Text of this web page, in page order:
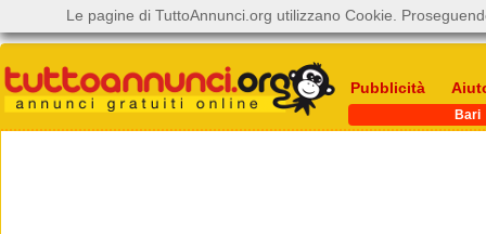
Pubblicità
Bari
Le pagine di TuttoAnnunci.org utilizzano Cookie.